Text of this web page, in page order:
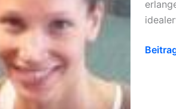
Patin